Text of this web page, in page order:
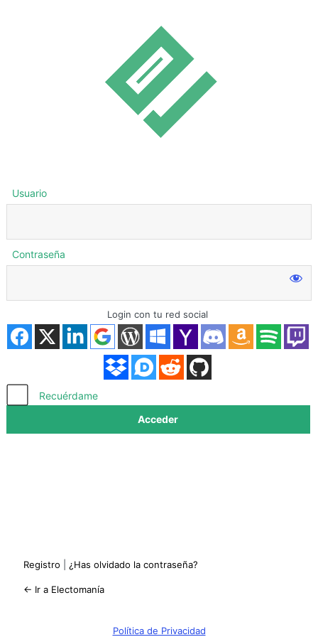
Acceder
Usuario
Contraseña
Login con tu red social
Recuérdame
Registro ¿Has olvidado la contraseña?
← Ir a Electomanía
Política de Privacidad